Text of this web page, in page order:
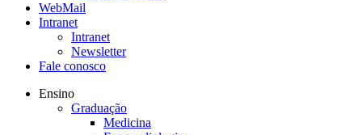
WebMail
Intranet
Intranet
Newsletter
Fale conosco
Ensino
Graduação
Medicina